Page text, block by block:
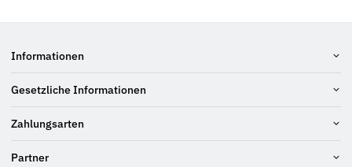
Informationen
Gesetzliche Informationen
Zahlungsarten
Partner